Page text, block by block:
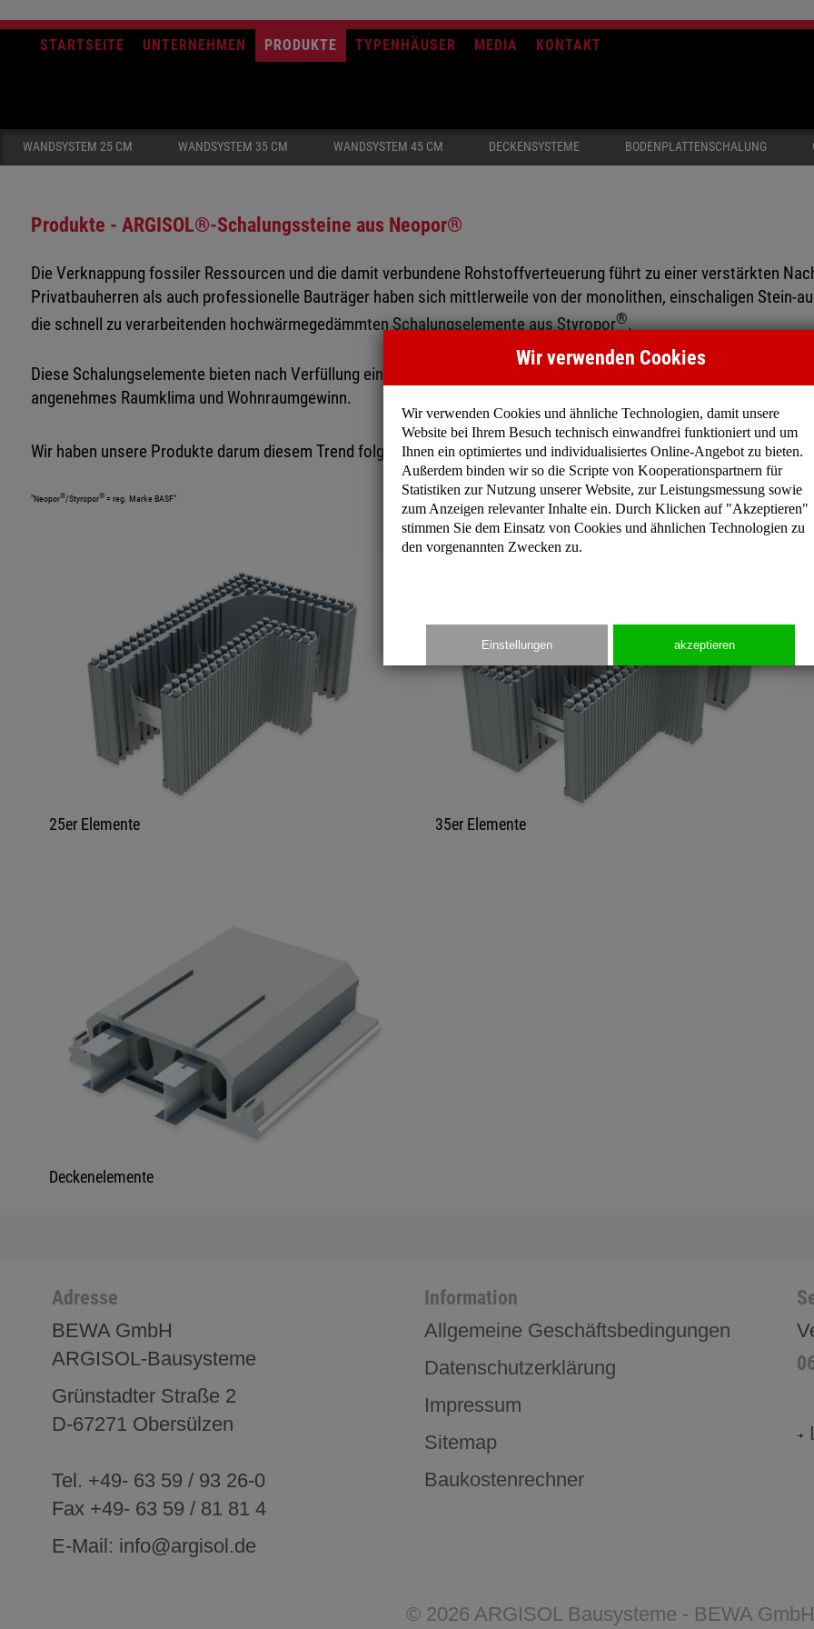
STARTSEITE UNTERNEHMEN PRODUKTE TYPENHÄUSER MEDIA KONTAKT
WANDSYSTEM 25 CM WANDSYSTEM 35 CM WANDSYSTEM 45 CM DECKENSYSTEME BODENPLATTENSCHALUNG
Produkte - ARGISOL®-Schalungssteine aus Neopor®
Die Verknappung fossiler Ressourcen und die damit verbundene Rohstoffverteuerung führt zu einer verstärkten
Privatbauherren als auch professionelle Bauträger haben sich mittlerweile von der monolithen, einschaligen Stein-
die schnell zu verarbeitenden hochwärmegedämmten Schalungselemente aus Styropor®.
Diese Schalungselemente bieten nach Verfüllung einen massiven Betonkern mit einer Innen- und
angenehmes Raumklima und Wohnraumgewinn.
Wir haben unsere Produkte darum diesem Trend folgend Mitte 2004 von Styropor® auf das von der BASF SE
"Neopor®/Styropor®= reg. Marke BASF"
25er Elemente 35er Elemente
Deckenelemente
Adresse
BEWA GmbH
ARGISOL-Bausysteme
Grünstadter Straße 2
D-67271 Obersülzen
Tel. +49- 63 59 / 93 26-0
Fax +49- 63 59 / 81 81 4
E-Mail: info@argisol.de
Information
Allgemeine Geschäftsbedingungen
Datenschutzerklärung
Impressum
Sitemap
Baukostenrechner
© 2026 ARGISOL Bausysteme - BEWA GmbH
Wir verwenden Cookies
Wir verwenden Cookies und ähnliche Technologien, damit unsere
Website bei Ihrem Besuch technisch einwandfrei funktioniert und um
Ihnen ein optimiertes und individualisiertes Online-Angebot zu bieten.
Außerdem binden wir so die Scripte von Kooperationspartnern für
Statistiken zur Nutzung unserer Website, zur Leistungsmessung sowie
zum Anzeigen relevanter Inhalte ein. Durch Klicken auf "Akzeptieren"
stimmen Sie dem Einsatz von Cookies und ähnlichen Technologien zu
den vorgenannten Zwecken zu.
Einstellungen akzeptieren